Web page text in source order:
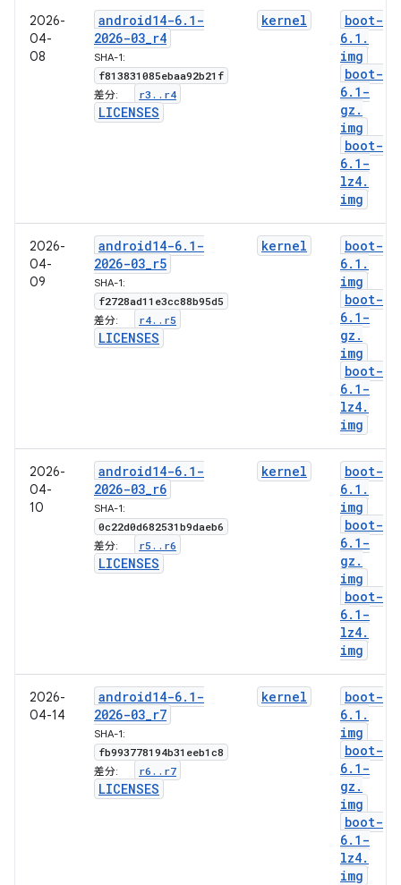
2026-
04-
08
android14-6. 1-
2026-03_r4
SHA-1:
f813831085ebaa92b21f
差分: r3 . . r4
LICENSES
kernel
boot-
6. 1 .
img
boot-
6. 1-
gz .
img
boot-
6. 1-
lz4.
img
2026-
04-
09
android14-6. 1-
2026-03_r5
SHA-1:
f2728ad11e3cc88b95d5
差分: r4. . r5
LICENSES
kernel
boot-
6. 1 .
img
boot-
6. 1-
gz .
img
boot-
6. 1-
lz4.
img
2026-
04-
10
android14-6. 1-
2026-03_r6
SHA-1:
0c22d0d682531b9daeb6
差分: r5 . . r6
LICENSES
kernel
boot-
6. 1 .
img
boot-
6. 1-
gz .
img
boot-
6. 1-
lz4.
img
2026-
04-14
android14-6. 1-
2026-03_r7
SHA-1:
fb993778194b31eeb1c8
差分: r6 . . r7
LICENSES
kernel
boot-
6. 1 .
img
boot-
6. 1-
gz .
img
boot-
6. 1-
lz4.
img